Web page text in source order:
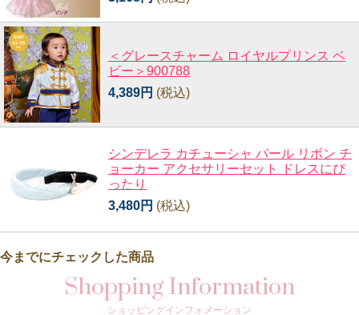
＜グレースチャーム ロイヤルプリンス ベ
ビー＞900788
4,389円 (税込)
シンデレラ カチューシャ パール リボン チ
ョーカー アクセサリーセット ドレスにぴ
ったり
3,480円 (税込)
今までにチェックした商品
Shopping Information
ショッピングインフォメーション